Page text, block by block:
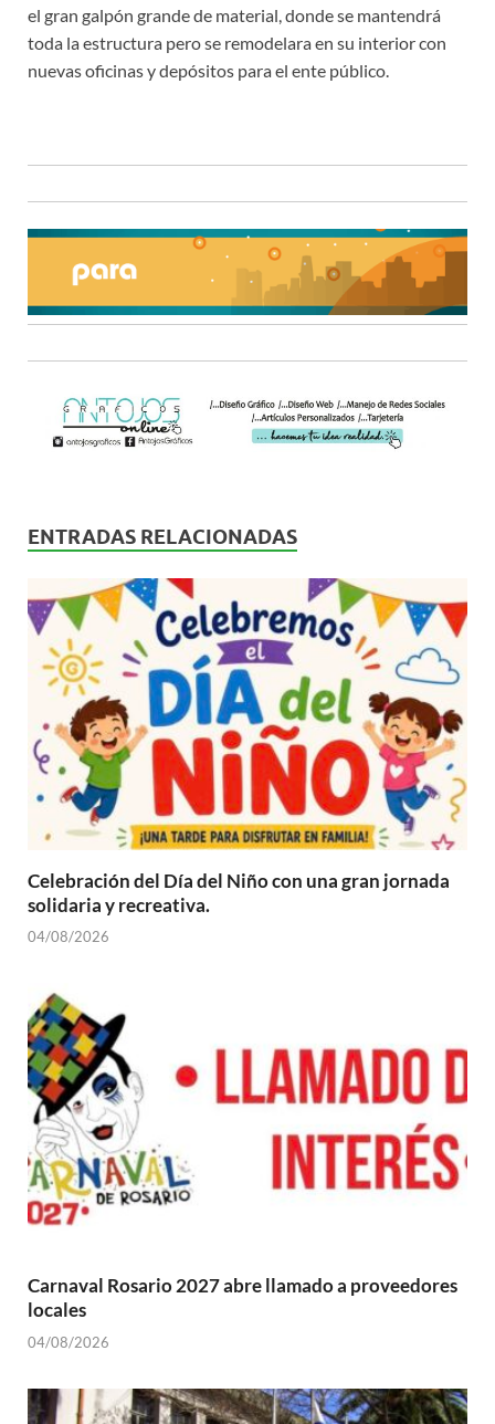
el gran galpón grande de material, donde se mantendrá
toda la estructura pero se remodelara en su interior con
nuevas oficinas y depósitos para el ente público.
ENTRADAS RELACIONADAS
Celebración del Día del Niño con una gran jornada
solidaria y recreativa.
04/08/2026
Carnaval Rosario 2027 abre llamado a proveedores
locales
04/08/2026